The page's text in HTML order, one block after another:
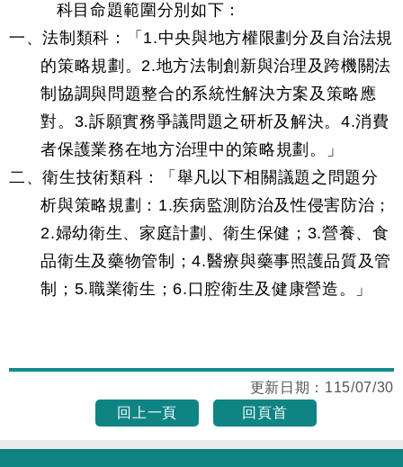
科目命題範圍分別如下：
一、法制類科：「1.中央與地方權限劃分及自治法規
的策略規劃。2.地方法制創新與治理及跨機關法
制協調與問題整合的系統性解決方案及策略應
對。3.訴願實務爭議問題之研析及解決。4.消費
者保護業務在地方治理中的策略規劃。」
二、衛生技術類科：「舉凡以下相關議題之問題分
析與策略規劃：1.疾病監測防治及性侵害防治；
2.婦幼衛生、家庭計劃、衛生保健；3.營養、食
品衛生及藥物管制；4.醫療與藥事照護品質及管
制；5.職業衛生；6.口腔衛生及健康營造。」
更新日期： 115/07/30
回上一頁
回頁首